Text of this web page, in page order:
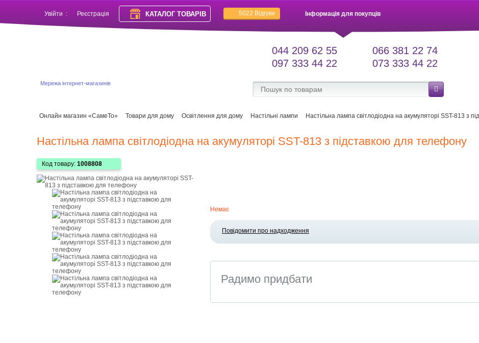
Увійти : Реєстрація КАТАЛОГ ТОВАРІВ 5022 Відгуки Інформація для покупців
Мережа інтернет-магазинів
044 209 62 55
097 333 44 22
066 381 22 74
073 333 44 22
Онлайн магазин «СамеТо» Товари для дому Освітлення для дому Настільні лампи Настільна лампа світлодіодна на акумуляторі SST-813 з
Настільна лампа світлодіодна на акумуляторі SST-813 з підставкою для телефону
Код товару: 1008808
Немає
Повідомити про надходження
Радимо придбати